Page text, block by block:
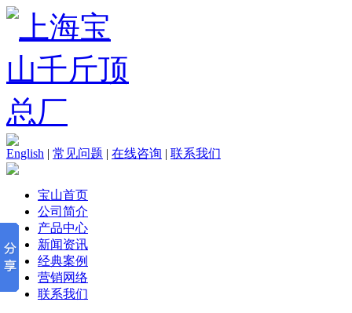
English | 常见问题 | 在线咨询 | 联系我们
宝山首页
公司简介
产品中心
新闻资讯
经典案例
营销网络
联系我们